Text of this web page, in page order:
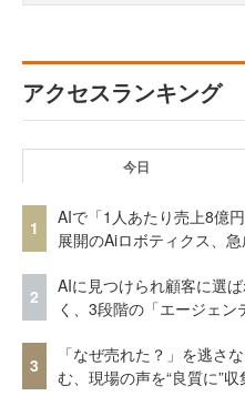
アクセスランキング
今日
1
AIで「1人あたり売上8億
展開のAiロボティクス、
2
AIに見つけられ顧客に選
く、3段階の「エージェ
3
「なぜ売れた？」を逃さ
む、現場の声を“良質に”